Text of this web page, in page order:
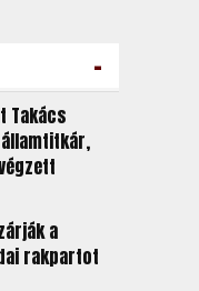
-
Takács
a
rakpartot